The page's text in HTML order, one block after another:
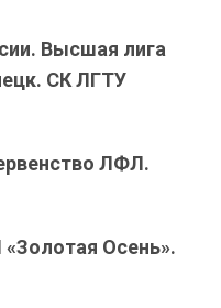
Высшая лига
СК ЛГТУ
ЛФЛ.
Осень».